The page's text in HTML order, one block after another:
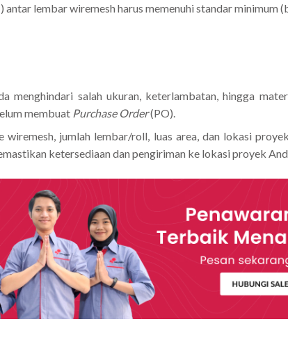
antar lembar wiremesh harus memenuhi standar
menghindari salah ukuran, keterlambatan, hingga
membuat Purchase Order(PO).
jumlah lembar/roll, luas area, dan lokasi
ketersediaan dan pengiriman ke lokasi proyek